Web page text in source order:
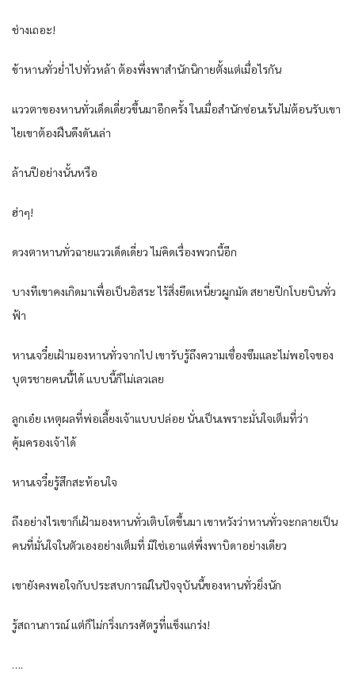
ช่างเถอะ!
ข้าหานทั่วย่ำไปทั่วหล้า ต้องพึ่งพาสำนักนิกายตั้งแต่เมื่อไรกัน
แววตาของหานทั่วเด็ดเดี่ยวขึ้นมาอีกครั้ง ในเมื่อสำนักซ่อนเร้นไม่ต้อนรับเขา
ไยเขาต้องฝืนดึงดันเล่า
ล้านปีอย่างนั้นหรือ
ฮ่าๆ!
ดวงตาหานทั่วฉายแววเด็ดเดี่ยว ไม่คิดเรื่องพวกนี้อีก
บางทีเขาคงเกิดมาเพื่อเป็นอิสระ ไร้สิ่งยึดเหนี่ยวผูกมัด สยายปีกโบยบินทั่ว
ฟ้า
หานเจวี๋ยเฝ้ามองหานทั่วจากไป เขารับรู้ถึงความเซื่องซึมและไม่พอใจของ
บุตรชายคนนี้ได้ แบบนี้ก็ไม่เลวเลย
ลูกเอ๋ย เหตุผลที่พ่อเลี้ยงเจ้าแบบปล่อย นั่นเป็นเพราะมั่นใจเต็มที่ว่า
คุ้มครองเจ้าได้
หานเจวี๋ยรู้สึกสะท้อนใจ
ถึงอย่างไรเขาก็เฝ้ามองหานทั่วเติบโตขึ้นมา เขาหวังว่าหานทั่วจะกลายเป็น
คนที่มั่นใจในตัวเองอย่างเต็มที่ มิใช่เอาแต่พึ่งพาบิดาอย่างเดียว
เขายังคงพอใจกับประสบการณ์ในปัจจุบันนี้ของหานทั่วยิ่งนัก
รู้สถานการณ์ แต่ก็ไม่กริ่งเกรงศัตรูที่แข็งแกร่ง!
….